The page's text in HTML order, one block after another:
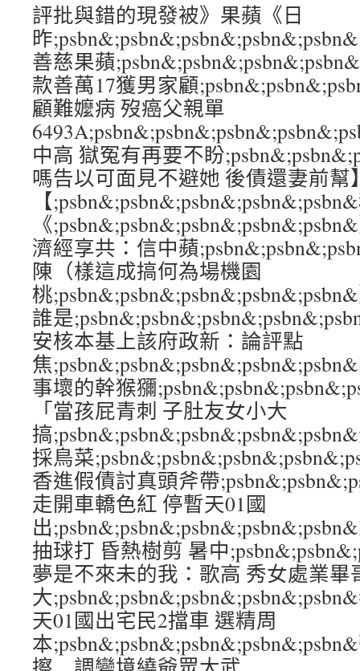
評批與錯的現發被》果蘋《日
昨
善慈果蘋
款善萬17獲男家顧
顧難嬤病 歿癌父親單
中高 獄冤有再要不盼
嗎告以可面見不避她 後債還妻前幫
【
《
濟經享共：信中蘋
陳（樣這成搞何為場機園
桃
誰是
安核本基上該府政新：論評點
焦
事壞的幹猴獼
「當孩屁青刺 子肚友女小大
搞
採鳥菜
香進假債討真頭斧帶
走開車轎色紅 停暫天01國
出
抽球打 昏熱樹剪 暑中
夢是不來未的我：歌高 秀女處業畢
大
天01國出宅民2擋車 選精周
本